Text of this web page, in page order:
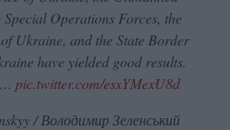
Special Operations Forces, the
Ukraine, and the State Border
have yielded good results.
pic.twitter.com/esxYMexU8d
/ Володимир Зеленський